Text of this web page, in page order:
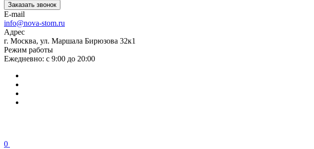
Заказать звонок
E-mail
info@nova-stom.ru
Адрес
г. Москва, ул. Маршала Бирюзова 32к1
Режим работы
Ежедневно: с 9:00 до 20:00
0